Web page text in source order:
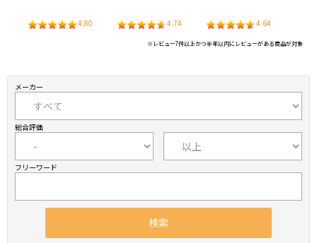
4.80 4.74 4.64
※レビュー7件以上かつ半年以内にレビューがある商品が対象
メーカー
総合評価
フリーワード